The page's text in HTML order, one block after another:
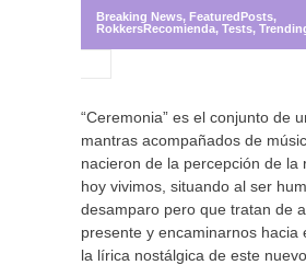
Breaking News, FeaturedPosts,
RokkersRecomienda, Tests,
“Ceremonia” es el conjunto de
mantras acompañados de
nacieron de la percepción de la
hoy vivimos, situando al ser
desamparo pero que tratan de
presente y encaminarnos hacia
la lírica nostálgica de este nuevo